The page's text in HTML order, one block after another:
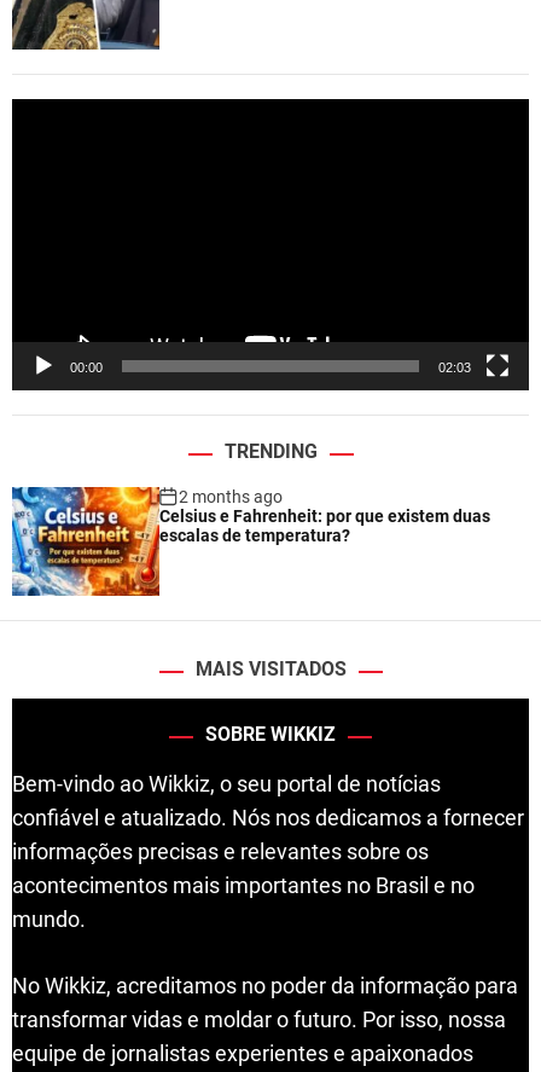
00:00 02:03
TRENDING
2 months ago
Celsius e Fahrenheit: por que existem duas
escalas de temperatura?
MAIS VISITADOS
SOBRE WIKKIZ
Bem-vindo ao Wikkiz, o seu portal de notícias
confiável e atualizado. Nós nos dedicamos a fornecer
informações precisas e relevantes sobre os
acontecimentos mais importantes no Brasil e no
mundo.
No Wikkiz, acreditamos no poder da informação para
transformar vidas e moldar o futuro. Por isso, nossa
equipe de jornalistas experientes e apaixonados